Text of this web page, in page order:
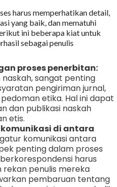
harus memperhatikan detail,
yang baik, dan mematuhi
ini beberapa kiat untuk
sebagai penulis
proses penerbitan:
sangat penting
pengiriman jurnal,
etika. Hal ini dapat
dan publikasi naskah
etis.
di antara
komunikasi antara
penting dalam proses
harus
rekan penulis mereka
pembaruan tentang